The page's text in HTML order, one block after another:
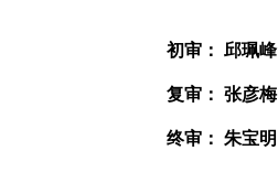
初审： 邱珮峰
复审： 张彦梅
终审： 朱宝明